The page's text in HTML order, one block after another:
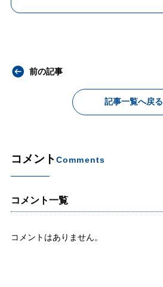
前の記事
記事一覧へ戻る
コメントComments
コメント一覧
コメントはありません。